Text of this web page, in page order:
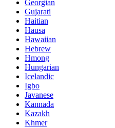
Georgian
Gujarati
Haitian
Hausa
Hawaiian
Hebrew
Hmong
Hungarian
Icelandic
Igbo
Javanese
Kannada
Kazakh
Khmer